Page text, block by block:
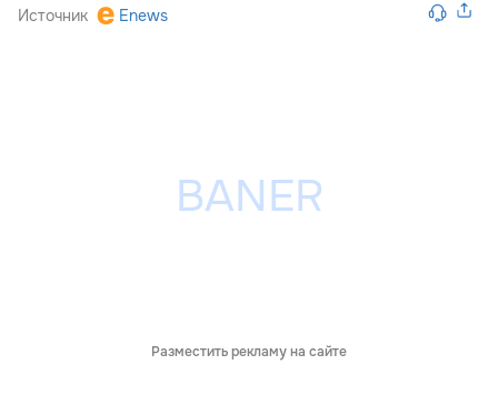
Источник Enews
Разместить рекламу на сайте